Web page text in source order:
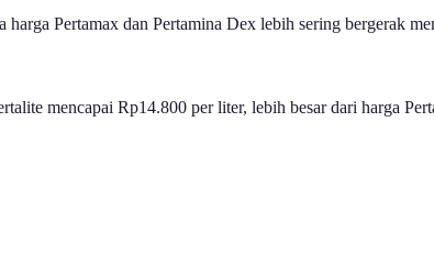
Pertamax dan Pertamina Dex lebih sering bergerak
mencapai Rp14.800 per liter, lebih besar dari harga